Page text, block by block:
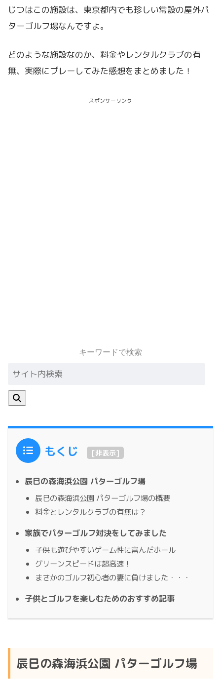
じつはこの施設は、東京都内でも珍しい常設の屋外パ
ターゴルフ場なんですよ。
どのような施設なのか、料金やレンタルクラブの有
無、実際にプレーしてみた感想をまとめました！
スポンサーリンク
キーワードで検索
もくじ [非表示]
辰巳の森海浜公園 パターゴルフ場
辰巳の森海浜公園 パターゴルフ場の概要
料金とレンタルクラブの有無は？
家族でパターゴルフ対決をしてみました
子供も遊びやすいゲーム性に富んだホール
グリーンスピードは超高速！
まさかのゴルフ初心者の妻に負けました・・・
子供とゴルフを楽しむためのおすすめ記事
辰巳の森海浜公園 パターゴルフ場